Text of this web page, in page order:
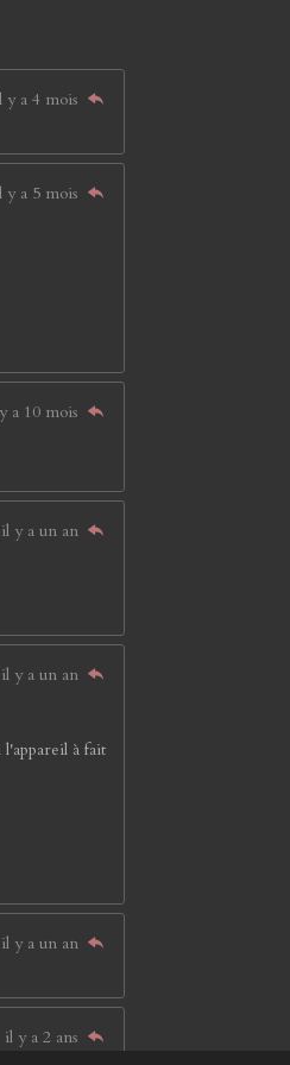
y a 4 mois
y a 5 mois
a 10 mois
il y a un an
il y a un an
l'appareil à fait
il y a un an
il y a 2 ans